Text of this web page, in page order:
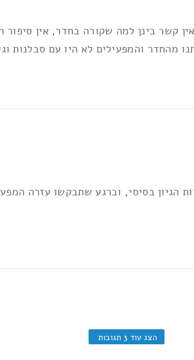
קשר בינן למה שקורה בחדר, אין
מהחדר והמפעילים לא היו עם סבלנות
הגיון בסיסי, וברגע שתבקשו עזרה
הצג עוד 3 תגובות